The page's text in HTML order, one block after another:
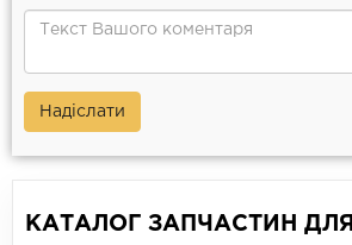
Надіслати
КАТАЛОГ ЗАПЧАСТИН ДЛЯ